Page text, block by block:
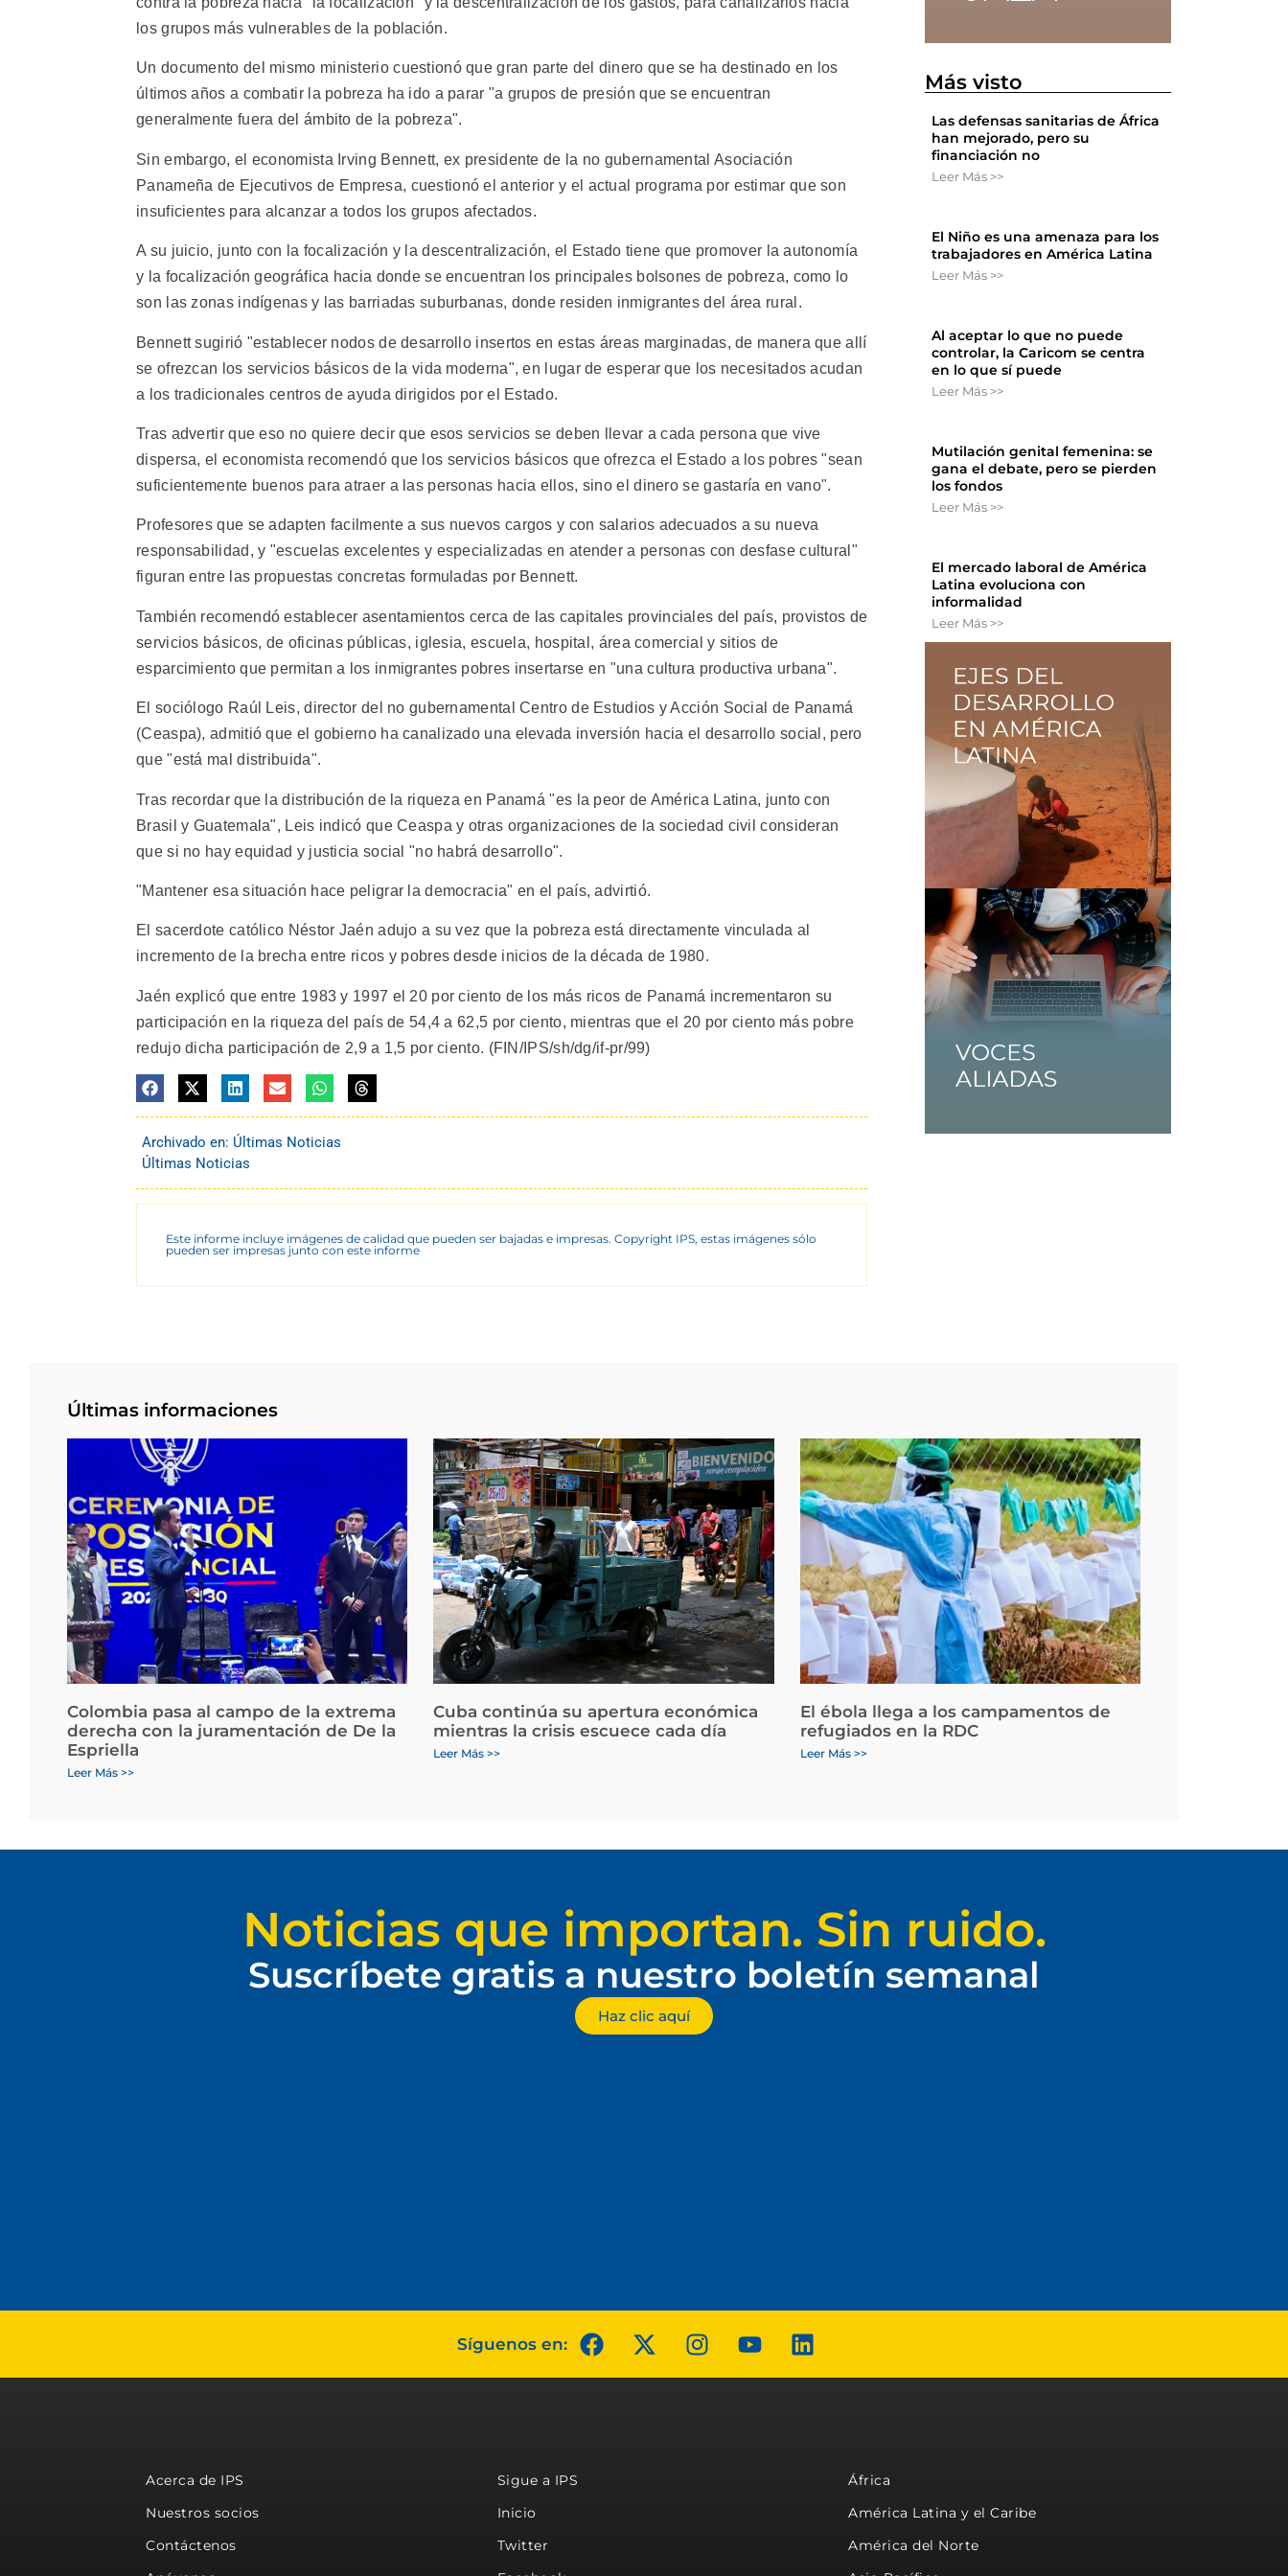
los grupos más vulnerables de la población.
Un documento del mismo ministerio cuestionó que gran parte del dinero que se ha destinado en los
últimos años a combatir la pobreza ha ido a parar "a grupos de presión que se encuentran
generalmente fuera del ámbito de la pobreza".
Sin embargo, el economista Irving Bennett, ex presidente de la no gubernamental Asociación
Panameña de Ejecutivos de Empresa, cuestionó el anterior y el actual programa por estimar que son
insuficientes para alcanzar a todos los grupos afectados.
A su juicio, junto con la focalización y la descentralización, el Estado tiene que promover la autonomía
y la focalización geográfica hacia donde se encuentran los principales bolsones de pobreza, como lo
son las zonas indígenas y las barriadas suburbanas, donde residen inmigrantes del área rural.
Bennett sugirió "establecer nodos de desarrollo insertos en estas áreas marginadas, de manera que allí
se ofrezcan los servicios básicos de la vida moderna", en lugar de esperar que los necesitados acudan
a los tradicionales centros de ayuda dirigidos por el Estado.
Tras advertir que eso no quiere decir que esos servicios se deben llevar a cada persona que vive
dispersa, el economista recomendó que los servicios básicos que ofrezca el Estado a los pobres "sean
suficientemente buenos para atraer a las personas hacia ellos, sino el dinero se gastaría en vano".
Profesores que se adapten facilmente a sus nuevos cargos y con salarios adecuados a su nueva
responsabilidad, y "escuelas excelentes y especializadas en atender a personas con desfase cultural"
figuran entre las propuestas concretas formuladas por Bennett.
También recomendó establecer asentamientos cerca de las capitales provinciales del país, provistos de
servicios básicos, de oficinas públicas, iglesia, escuela, hospital, área comercial y sitios de
esparcimiento que permitan a los inmigrantes pobres insertarse en "una cultura productiva urbana".
El sociólogo Raúl Leis, director del no gubernamental Centro de Estudios y Acción Social de Panamá
(Ceaspa), admitió que el gobierno ha canalizado una elevada inversión hacia el desarrollo social, pero
que "está mal distribuida".
Tras recordar que la distribución de la riqueza en Panamá "es la peor de América Latina, junto con
Brasil y Guatemala", Leis indicó que Ceaspa y otras organizaciones de la sociedad civil consideran
que si no hay equidad y justicia social "no habrá desarrollo".
"Mantener esa situación hace peligrar la democracia" en el país, advirtió.
El sacerdote católico Néstor Jaén adujo a su vez que la pobreza está directamente vinculada al
incremento de la brecha entre ricos y pobres desde inicios de la década de 1980.
Jaén explicó que entre 1983 y 1997 el 20 por ciento de los más ricos de Panamá incrementaron su
participación en la riqueza del país de 54,4 a 62,5 por ciento, mientras que el 20 por ciento más pobre
redujo dicha participación de 2,9 a 1,5 por ciento. (FIN/IPS/sh/dg/if-pr/99)
Archivado en: Últimas Noticias
Últimas Noticias
Este informe incluye imágenes de calidad que pueden ser bajadas e impresas. Copyright IPS, estas imágenes sólo
pueden ser impresas junto con este informe
Más visto
Las defensas sanitarias de África
han mejorado, pero su
financiación no
Leer Más >>
El Niño es una amenaza para los
trabajadores en América Latina
Leer Más >>
Al aceptar lo que no puede
controlar, la Caricom se centra
en lo que sí puede
Leer Más >>
Mutilación genital femenina: se
gana el debate, pero se pierden
los fondos
Leer Más >>
El mercado laboral de América
Latina evoluciona con
informalidad
Leer Más >>
Últimas informaciones
Colombia pasa al campo de la extrema
derecha con la juramentación de De la
Espriella
Leer Más >>
Cuba continúa su apertura económica
mientras la crisis escuece cada día
Leer Más >>
El ébola llega a los campamentos de
refugiados en la RDC
Leer Más >>
Noticias que importan. Sin ruido.
Suscríbete gratis a nuestro boletín semanal
Haz clic aquí
Síguenos en:
Acerca de IPS
Nuestros socios
Contáctenos
Sigue a IPS
Inicio
Twitter
África
América Latina y el Caribe
América del Norte